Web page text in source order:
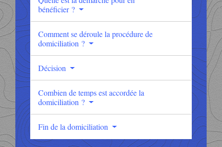
bénéficier ?
Comment se déroule la procédure de
domiciliation ?
Décision
Combien de temps est accordée la
domiciliation ?
Fin de la domiciliation